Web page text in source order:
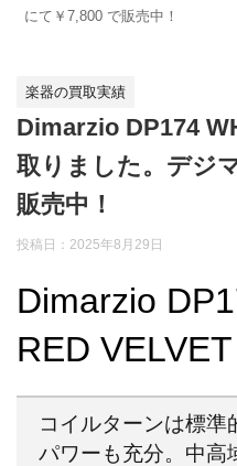
にて￥7,800 で販売中！
楽器の買取実績
Dimarzio DP174
取りました。デジ
販売中！
投稿日：2025年8月29日
Dimarzio
RED VELVET
コイルターンは標準
パワーも充分。中高